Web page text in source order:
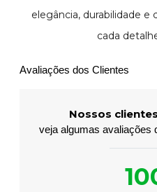
elegância, durabilidade
cada
Avaliações dos Clientes
Nossos
veja algumas avaliações